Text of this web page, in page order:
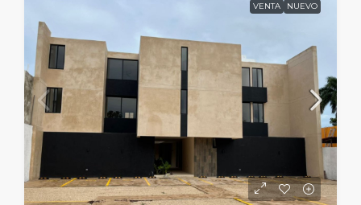
VENTA NUEVO